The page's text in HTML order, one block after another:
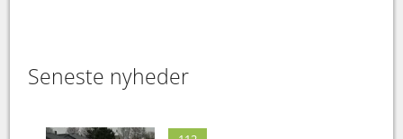
Seneste nyheder